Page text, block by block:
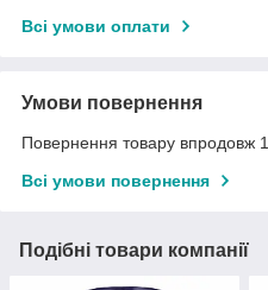
Всі умови оплати
Умови повернення
Повернення товару впродовж
Всі умови повернення
Подібні товари компанії